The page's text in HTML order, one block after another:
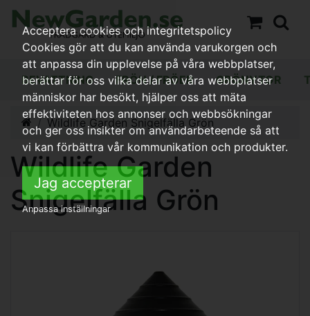
BEVATTNING FRÖN / FRÖER GRÖNYTOR
Wildlife Garden Snigelfälla Grön
Wildlife Garden
Snigelfälla Grön
Acceptera cookies och integritetspolicy
Cookies gör att du kan använda varukorgen och
att anpassa din upplevelse på våra webbplatser,
berättar för oss vilka delar av våra webbplatser
människor har besökt, hjälper oss att mäta
effektiviteten hos annonser och webbsökningar
och ger oss insikter om användarbeteende så att
vi kan förbättra vår kommunikation och produkter.
Jag accepterar
Anpassa inställningar